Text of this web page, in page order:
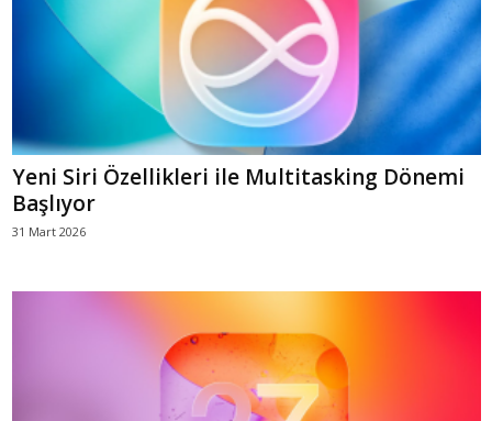
Yeni Siri Özellikleri ile Multitasking Dönemi
Başlıyor
31 Mart 2026